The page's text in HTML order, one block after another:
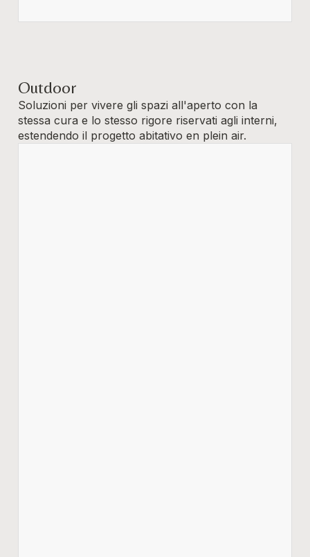
Outdoor
Soluzioni per vivere gli spazi all'aperto con la
stessa cura e lo stesso rigore riservati agli interni,
estendendo il progetto abitativo en plein air.